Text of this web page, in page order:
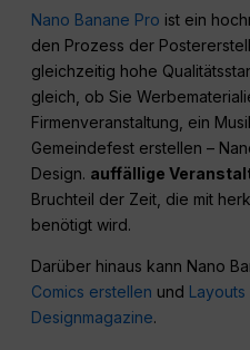
Nano Banane Pro ist ein
den Prozess der
gleichzeitig hohe
gleich, ob Sie
Firmenveranstaltung, ein
Gemeindefest erstellen –
Design. auffällige
Bruchteil der Zeit, die mit
benötigt wird.
Darüber hinaus kann Nano
Comics erstellen und
Designmagazine.